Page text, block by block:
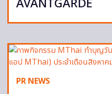
AVANTGARDE
PR NEWS